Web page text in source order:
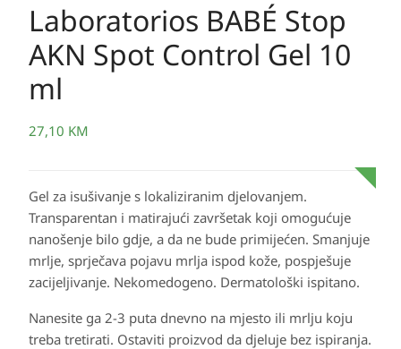
Laboratorios BABÉ Stop
AKN Spot Control Gel 10
ml
27,10 KM
Gel za isušivanje s lokaliziranim djelovanjem.
Transparentan i matirajući završetak koji omogućuje
nanošenje bilo gdje, a da ne bude primijećen. Smanjuje
mrlje, sprječava pojavu mrlja ispod kože, pospješuje
zacijeljivanje. Nekomedogeno. Dermatološki ispitano.
Nanesite ga 2-3 puta dnevno na mjesto ili mrlju koju
treba tretirati. Ostaviti proizvod da djeluje bez ispiranja.